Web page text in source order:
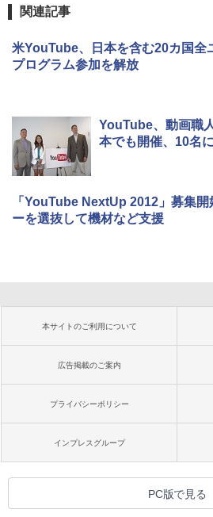
関連記事
米YouTube、日本を含む20カ国全
プログラム参加を解放
YouTube、動画職
本でも開催、10名
「YouTube NextUp 2012」募集
ーを選抜して機材など支援
本サイトのご利用について
広告掲載のご案内
プライバシーポリシー
インプレスグループ
PC版で見る